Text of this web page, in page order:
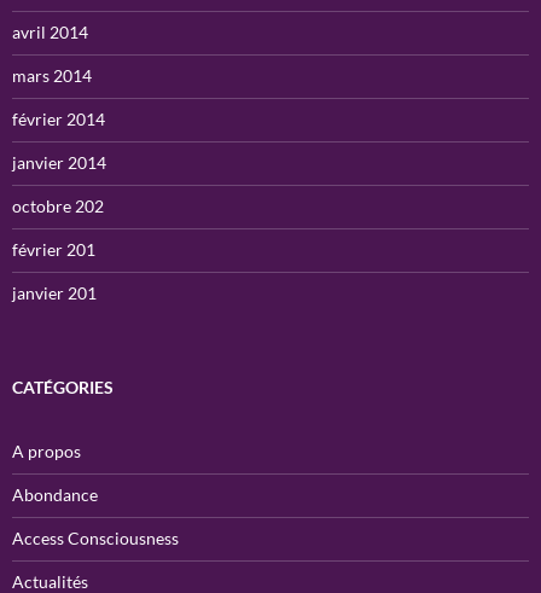
avril 2014
mars 2014
février 2014
janvier 2014
octobre 202
février 201
janvier 201
CATÉGORIES
A propos
Abondance
Access Consciousness
Actualités